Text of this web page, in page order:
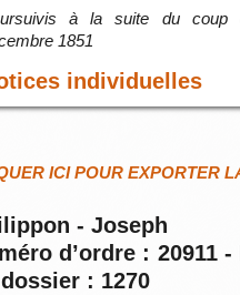
à la suite du coup
1851
individuelles
ICI POUR EXPORTER
- Joseph
d’ordre : 20911
: 1270